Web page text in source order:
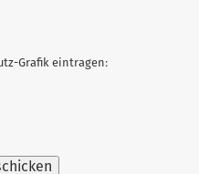
Grafik eintragen: